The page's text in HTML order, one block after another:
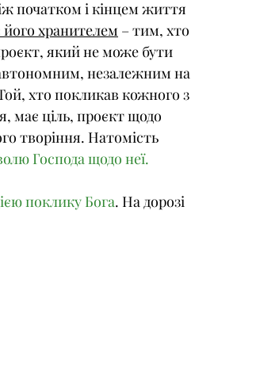
початком і кінцем життя
його хранителем – тим, хто
який не може бути
незалежним на
хто покликав кожного з
має ціль, проєкт щодо
творіння. Натомість
Господа щодо неї.
поклику Бога. На дорозі